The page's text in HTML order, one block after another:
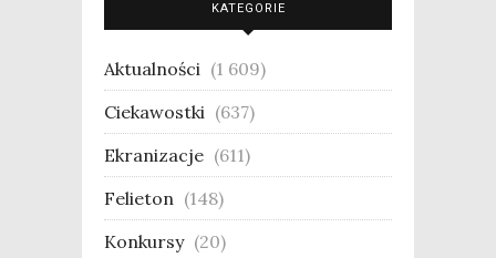
KATEGORIE
Aktualności (1 609)
Ciekawostki (637)
Ekranizacje (611)
Felieton (148)
Konkursy (20)